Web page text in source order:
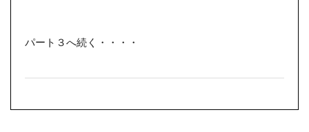
パート３へ続く・・・・